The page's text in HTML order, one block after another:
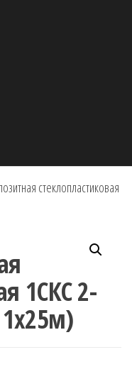
стеклопластиковая
1СКС 2-